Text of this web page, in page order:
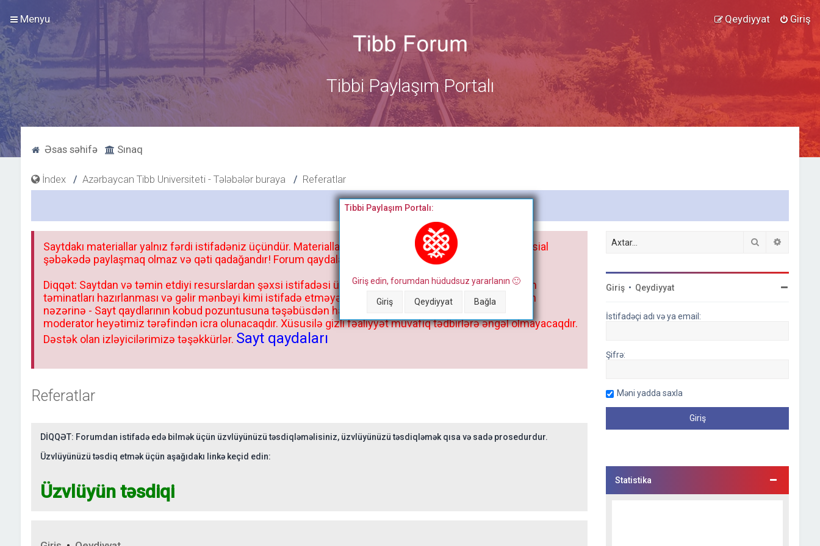
Menyu Giriş
Qeydiyyat
Tibbi Paylaşım Portalı
Əsas səhifə Sınaq
İndex Azərbaycan Tibb Universiteti - Tələbələr buraya Referatlar
Bitdi
Tibbi Paylaşım Portalı:
Giriş edin, forumdan hüdudsuz yararlanın 🙂
Giriş Qeydiyyat Bağla
Saytdakı materiallar yalnız fərdi istifadəniz üçündür. Materialları istisnasız heç bir qrupda, saytda və sosial
şəbəkədə paylaşmaq olmaz və qəti qadağandır! Forum qaydaları ilə mütləq tanış olun:
Diqqət: Saytdan və təmin etdiyi resurslardan şəxsi istifadəsi üçün deyil, kənar niyyətlər, xüsusi proqram
təminatları hazırlanması və gəlir mənbəyi kimi istifadə etməyə cəhd göstərənlərin və istifadə edənlərin
nəzərinə - Sayt qaydlarının kobud pozuntusuna təşəbüsdən haqqınızda bütün müvafiq tədbirlər böyük
moderator heyətimiz tərəfindən icra olunacaqdır. Xüsusilə gizli fəaliyyət müvafiq tədbirlərə əngəl olmayacaqdır.
Dəstək olan izləyicilərimizə təşəkkürlər. Sayt qaydaları
Referatlar
DİQQƏT: Forumdan istifadə edə bilmək üçün üzvlüyünüzü təsdiqləməlisiniz, üzvlüyünüzü təsdiqləmək qısa və sadə prosedurdur.
Üzvlüyünüzü təsdiq etmək üçün aşağıdakı linkə keçid edin:
Üzvlüyün təsdiqi
Axtar
Giriş • Qeydiyyat
İstifadəçi adı və ya email:
Şifrə:
Məni yadda saxla
Statistika